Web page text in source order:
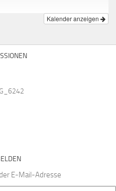
Kalender anzeigen
E-Mail-Adresse